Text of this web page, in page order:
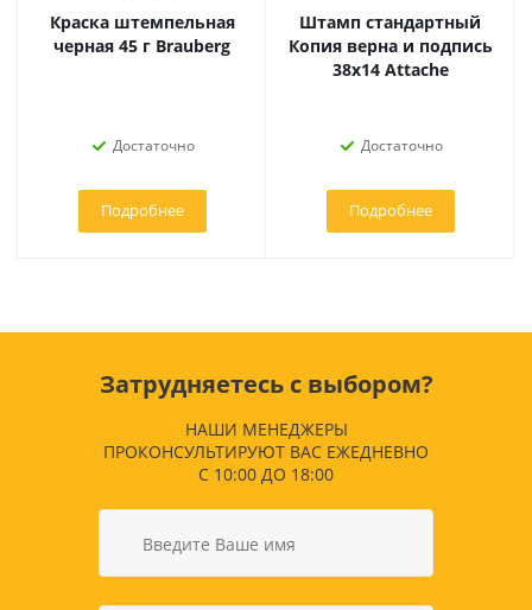
Краска штемпельная
черная 45 г Brauberg
Достаточно
Подробнее
Штамп стандартный
Копия верна и подпись
38х14 Attache
Достаточно
Подробнее
Затрудняетесь с выбором?
НАШИ МЕНЕДЖЕРЫ
ПРОКОНСУЛЬТИРУЮТ ВАС ЕЖЕДНЕВНО
С 10:00 ДО 18:00